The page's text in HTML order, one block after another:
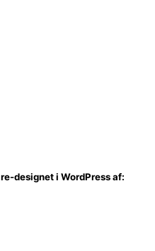
designet i WordPress af: